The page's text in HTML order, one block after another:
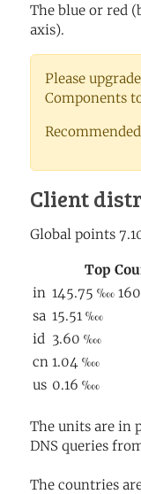
The blue or red
axis).
Please
Components
Client
The units are in
DNS queries
The countries